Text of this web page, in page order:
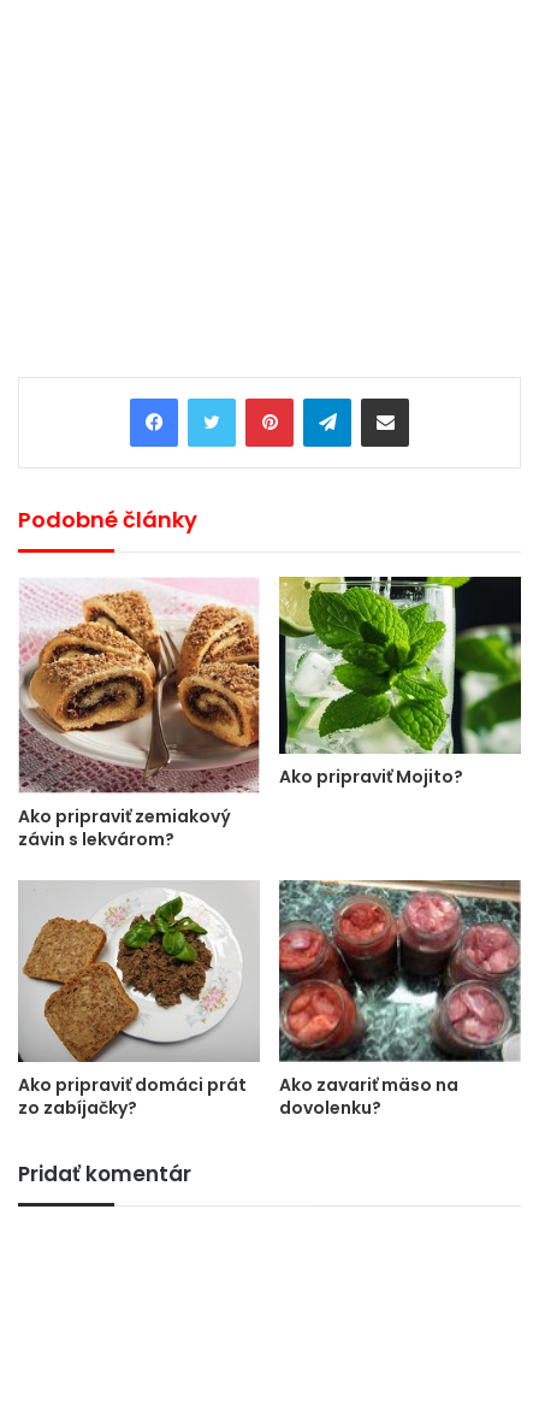
PinterestTelegramShare via Email
Podobné články
Ako pripraviť zemiakový
závin s lekvárom?
Ako pripraviť Mojito?
Ako pripraviť domáci prát
zo zabíjačky?
Ako zavariť mäso na
dovolenku?
Pridať komentár